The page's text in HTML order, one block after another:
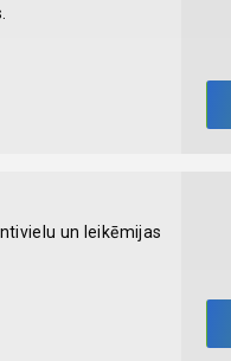
un leikēmijas